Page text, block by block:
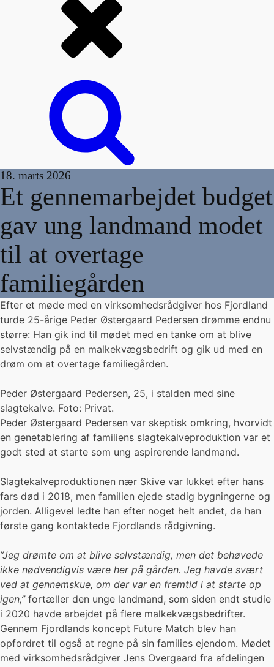
18. marts 2026
Et gennemarbejdet budget
gav ung landmand modet
til at overtage
familiegården
Efter et møde med en virksomhedsrådgiver hos Fjordland
turde 25-årige Peder Østergaard Pedersen drømme endnu
større: Han gik ind til mødet med en tanke om at blive
selvstændig på en malkekvægsbedrift og gik ud med en
drøm om at overtage familiegården.
Peder Østergaard Pedersen, 25, i stalden med sine
slagtekalve. Foto: Privat.
Peder Østergaard Pedersen var skeptisk omkring, hvorvidt
en genetablering af familiens slagtekalveproduktion var et
godt sted at starte som ung aspirerende landmand.
Slagtekalveproduktionen nær Skive var lukket efter hans
fars død i 2018, men familien ejede stadig bygningerne og
jorden. Alligevel ledte han efter noget helt andet, da han
første gang kontaktede Fjordlands rådgivning.
”Jeg drømte om at blive selvstændig, men det behøvede
ikke nødvendigvis være her på gården. Jeg havde svært
ved at gennemskue, om der var en fremtid i at starte op
igen,” fortæller den unge landmand, som siden endt studie
i 2020 havde arbejdet på flere malkekvægsbedrifter.
Gennem Fjordlands koncept Future Match blev han
opfordret til også at regne på sin families ejendom. Mødet
med virksomhedsrådgiver Jens Overgaard fra afdelingen